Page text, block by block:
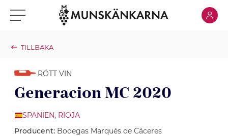
Klicka för meny Klicka
TILLBAKA
RÖTT VIN
Generacion MC 2020
SPANIEN, RIOJA
Producent: Bodegas Marqués de Cáceres